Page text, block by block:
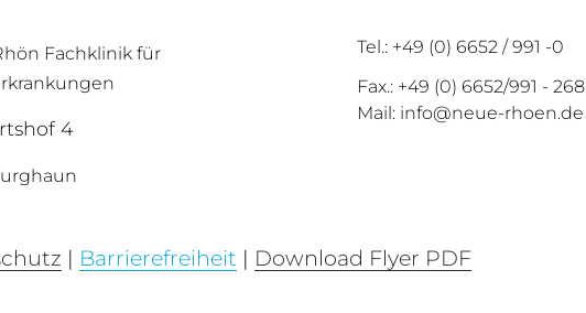
Fachklinik für
4
Tel.: +49 (0) 6652 / 991 -0
Fax.: +49 (0) 6652/991 - 268
Mail: info@neue-rhoen.de
| Barrierefreiheit | Download Flyer PDF